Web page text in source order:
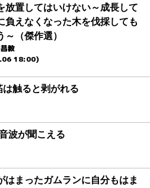
放置してはいけない～成長して
負えなくなった木を伐採しても
～（傑作選）
教
18:00)
触ると剥がれる
波が聞こえる
はまったガムランに自分もはま